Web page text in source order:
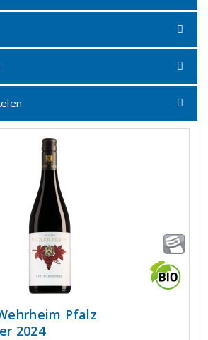
Pfalz
2024